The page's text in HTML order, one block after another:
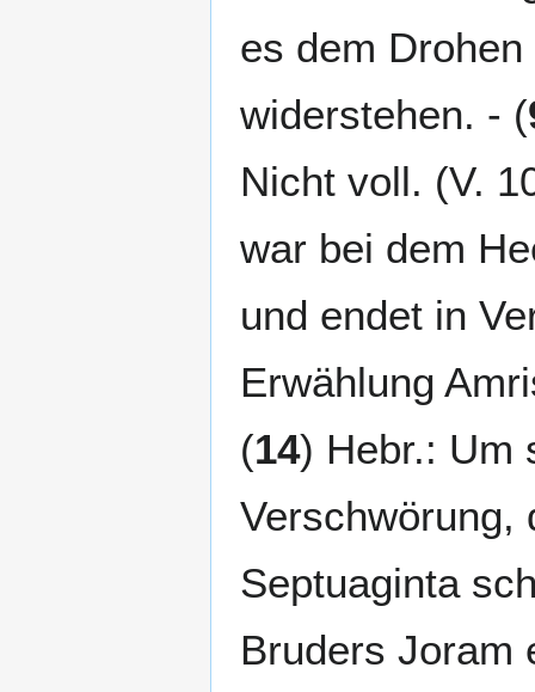
es dem
widerstehen. - (
Nicht voll. (V.
war bei dem
und endet in
Erwählung
(14) Hebr.: Um
Verschwörung,
Septuaginta
Bruders Joram